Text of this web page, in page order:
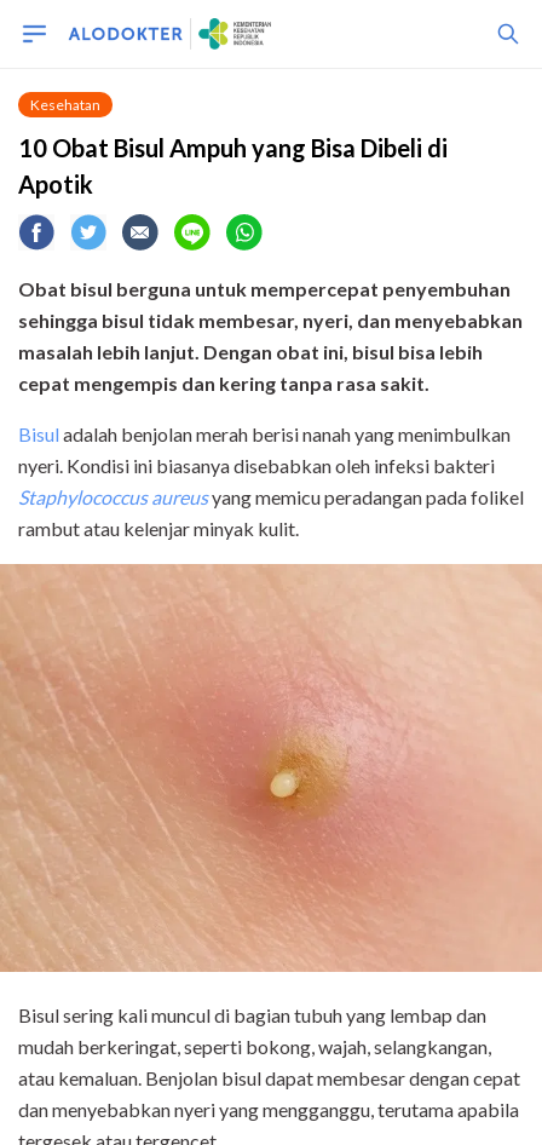
Kesehatan
10 Obat Bisul Ampuh yang Bisa Dibeli di
Apotik
Obat bisul berguna untuk mempercepat penyembuhan
sehingga bisul tidak membesar, nyeri, dan menyebabkan
masalah lebih lanjut. Dengan obat ini, bisul bisa lebih
cepat mengempis dan kering tanpa rasa sakit.
Bisuladalah benjolan merah berisi nanah yang menimbulkan
nyeri. Kondisi ini biasanya disebabkan oleh infeksi bakteri
Staphylococcus aureusyang memicu peradangan pada folikel
rambut atau kelenjar minyak kulit.
Bisul sering kali muncul di bagian tubuh yang lembap dan
mudah berkeringat, seperti bokong, wajah, selangkangan,
atau kemaluan. Benjolan bisul dapat membesar dengan cepat
dan menyebabkan nyeri yang mengganggu, terutama apabila